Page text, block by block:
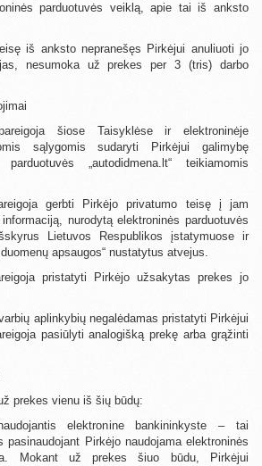
parduotuvės veiklą, apie tai iš anksto
iš anksto nepranešęs Pirkėjui anuliuoti jo
nesumoka už prekes per 3 (tris) darbo
šiose Taisyklėse ir elektroninėje
sąlygomis sudaryti Pirkėjui galimybę
„autodidmena.lt“ teikiamomis
gerbti Pirkėjo privatumo teisę į jam
nurodytą elektroninės parduotuvės
Lietuvos Respublikos įstatymuose ir
apsaugos“ nustatytus atvejus.
pristatyti Pirkėjo užsakytas prekes jo
aplinkybių negalėdamas pristatyti Pirkėjui
pasiūlyti analogišką prekę arba grąžinti
prekes vienu iš šių būdų:
elektronine bankininkyste – tai
pasinaudojant Pirkėjo naudojama elektroninės
Mokant už prekes šiuo būdu, Pirkėjui